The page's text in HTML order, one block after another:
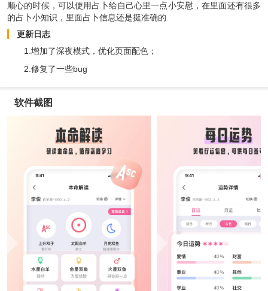
顺心的时候，可以使用占卜给自己心里一点小安慰，在里面还有很多
的占卜小知识，里面占卜信息还是挺准确的
更新日志
1.增加了深夜模式，优化页面配色；
2.修复了一些bug
软件截图